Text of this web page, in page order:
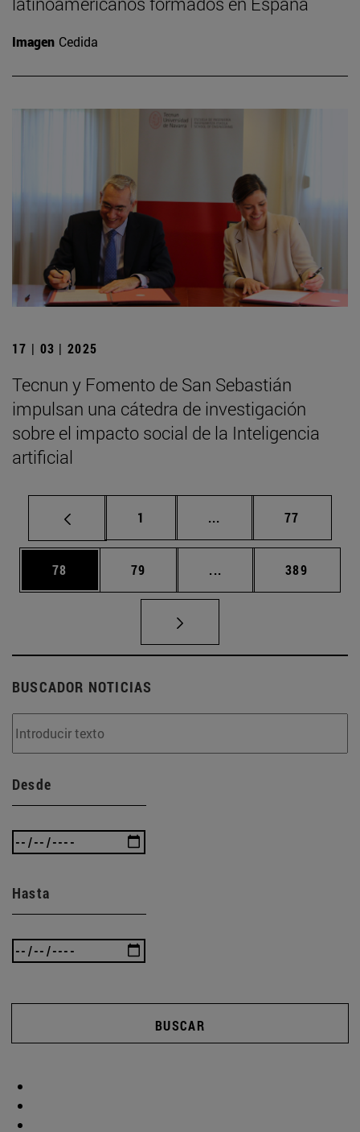
Imagen Cedida
17 | 03 | 2025
Tecnun y Fomento de San Sebastián
impulsan una cátedra de investigación
sobre el impacto social de la Inteligencia
artificial
Página
1 ... Páginas intermedias
Página
77
Página
78 Página
79 ... Páginas intermedias
Página
389
BUSCADOR NOTICIAS
Desde
Hasta
BUSCAR